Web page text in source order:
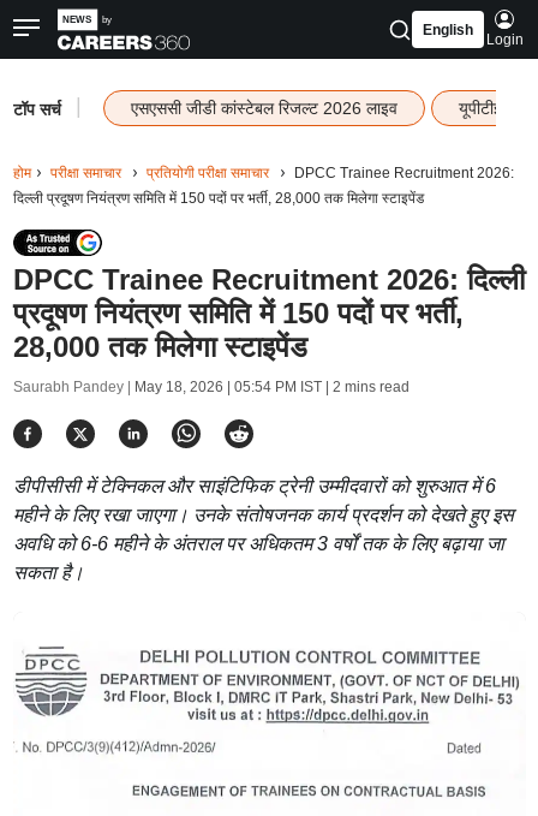
English
Login
टॉप सर्च एसएससी जीडी कांस्टेबल रिजल्ट 2026 लाइव यूपीटीईटी
होम परीक्षा समाचार प्रतियोगी परीक्षा समाचार
DPCC Trainee Recruitment 2026:
दिल्ली प्रदूषण नियंत्रण समिति में 150 पदों पर भर्ती, 28,000 तक मिलेगा स्टाइपेंड
DPCC Trainee Recruitment 2026: दिल्ली
प्रदूषण नियंत्रण समिति में 150 पदों पर भर्ती,
28,000 तक मिलेगा स्टाइपेंड
Saurabh Pandey | May 18, 2026 | 05:54 PM IST| 2 mins read
डीपीसीसी में टेक्निकल और साइंटिफिक ट्रेनी उम्मीदवारों को शुरुआत में 6
महीने के लिए रखा जाएगा। उनके संतोषजनक कार्य प्रदर्शन को देखते हुए इस
अवधि को 6-6 महीने के अंतराल पर अधिकतम 3 वर्षों तक के लिए बढ़ाया जा
सकता है।